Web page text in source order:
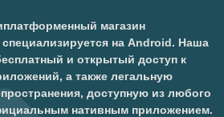
магазин
на Android. Наша
и открытый доступ к
а также легальную
доступную из любого
нативным приложением.